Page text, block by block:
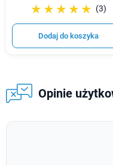
☆☆☆☆☆
★★★★★ (3)
Dodaj do koszyka
Opinie